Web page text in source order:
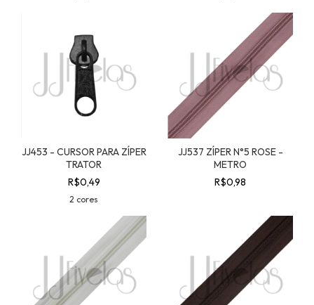
JJ453 - CURSOR PARA ZÍPER
TRATOR
R$0,49
2 cores
JJ537 ZÍPER N°5 ROSE -
METRO
R$0,98